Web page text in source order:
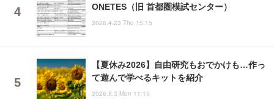
ONETES（旧 首都圏模試センター）
2026.4.23 Thu 15:15
【夏休み2026】自由研究もおでかけも…作っ
て遊んで学べるキットを紹介
2026.8.3 Mon 11:15